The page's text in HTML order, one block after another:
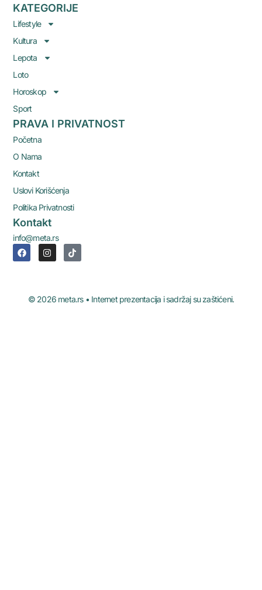
KATEGORIJE
Lifestyle
Kultura
Lepota
Loto
Horoskop
Sport
PRAVA I PRIVATNOST
Početna
O Nama
Kontakt
Uslovi Korišćenja
Politika Privatnosti
Kontakt
info@meta.rs
© 2026 meta.rs • Internet prezentacija i sadržaj su zaštićeni.